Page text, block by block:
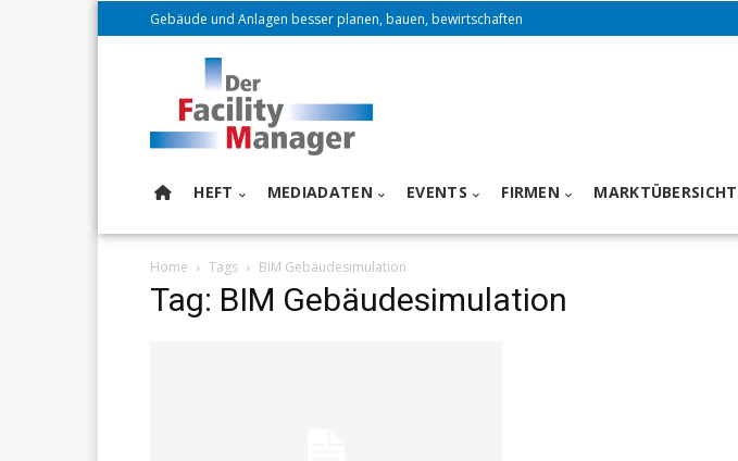
Gebäude und Anlagen besser planen, bauen, bewirtschaften
HEFT MEDIADATEN EVENTS FIRMEN
Home Tags BIM Gebäudesimulation
Tag: BIM Gebäudesimulation